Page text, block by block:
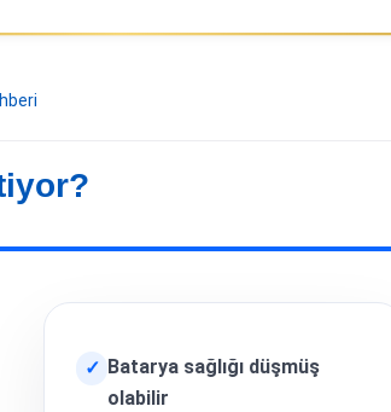
✓ Batarya sağlığı düşmüş
olabilir